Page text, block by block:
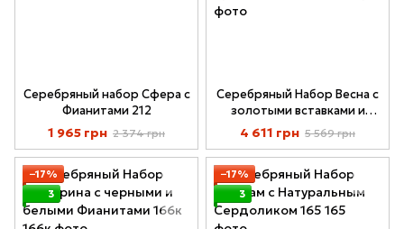
Серебряный набор Сфера с
Фианитами 212
1 965 грн 2 374 грн
Серебряный Набор Весна с
золотыми вставками и
Натуральным Хризолитом
169к
4 611 грн 5 569 грн
−17%
3
−17%
3